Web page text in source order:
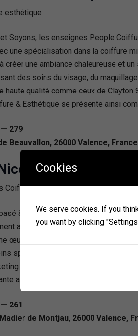
Soyons, les enseignes People
une spécialisation dans la coiffure
créer une ambiance chaleureuse et
des soins du visage, du
haute qualité comme ceux de Clayton
& Esthétique se présente ainsi
— 279
Beauvallon, 26000 Valence, France
Coiffure
à Valence, se distingue par son
ancrée dans la valorisation des
œuvre d’art unique. Ses valeurs
spécifiques de chaque client.
numérique ciblées, se
attire un public cible à la
261
de Montjau, 26000 Valence,
Cookies
We serve cookies. If you
you want by clicking